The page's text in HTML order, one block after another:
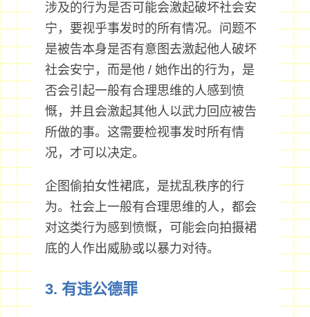
涉及的行为是否可能会激起破坏社会安
宁，要视乎事发时的所有情况。问题不
是被告本身是否有意图去激起他人破坏
社会安宁，而是他 / 她作出的行为，是
否会引起一般有合理思维的人感到愤
慨，并且会激起其他人以武力回应被告
所做的事。这需要检视事发时所有情
况，才可以决定。
企图偷拍女性裙底，是扰乱秩序的行
为。社会上一般有合理思维的人，都会
对这类行为感到愤慨，可能会向拍摄裙
底的人作出威胁或以暴力对待。
3. 有违公德罪